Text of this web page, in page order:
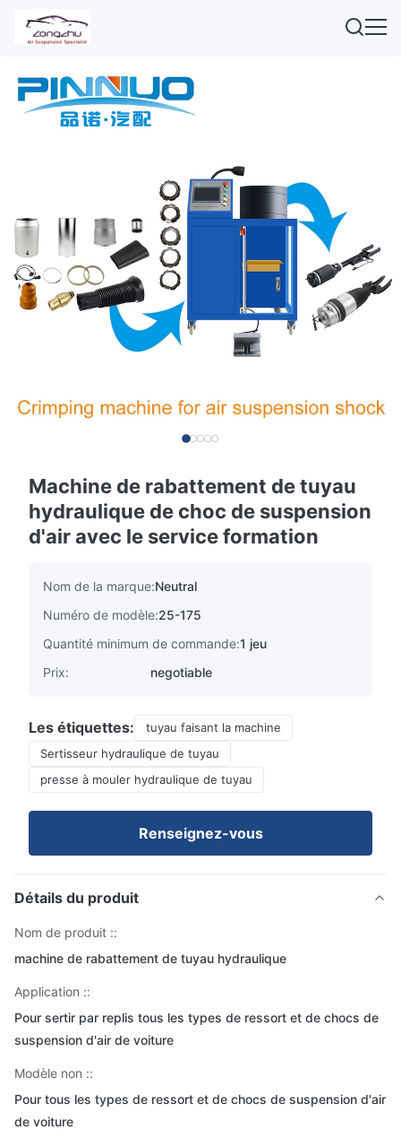
Machine de rabattement de tuyau
hydraulique de choc de suspension
d'air avec le service formation
Nom de la marque:Neutral
Numéro de modèle:25-175
Quantité minimum de commande:1 jeu
Prix:
negotiable
Les étiquettes:
tuyau faisant la machine
Sertisseur hydraulique de tuyau
presse à mouler hydraulique de tuyau
Renseignez-vous
Détails du produit
Nom de produit ::
machine de rabattement de tuyau hydraulique
Application ::
Pour sertir par replis tous les types de ressort et de chocs de
suspension d'air de voiture
Modèle non ::
Pour tous les types de ressort et de chocs de suspension d'air
de voiture